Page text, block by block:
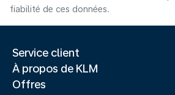
fiabilité de ces données.
Service client
À propos de KLM
Offres